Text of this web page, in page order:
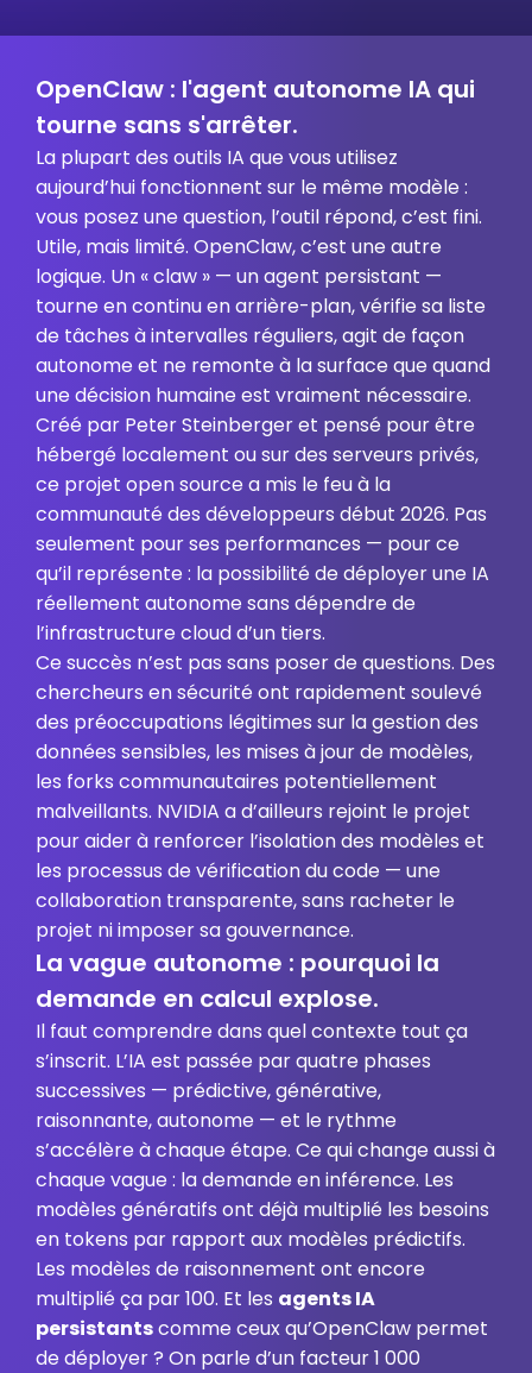
OpenClaw : l'agent autonome IA qui
tourne sans s'arrêter.
La plupart des outils IA que vous utilisez
aujourd’hui fonctionnent sur le même modèle :
vous posez une question, l’outil répond, c’est fini.
Utile, mais limité. OpenClaw, c’est une autre
logique. Un « claw » — un agent persistant —
tourne en continu en arrière-plan, vérifie sa liste
de tâches à intervalles réguliers, agit de façon
autonome et ne remonte à la surface que quand
une décision humaine est vraiment nécessaire.
Créé par Peter Steinberger et pensé pour être
hébergé localement ou sur des serveurs privés,
ce projet open source a mis le feu à la
communauté des développeurs début 2026. Pas
seulement pour ses performances — pour ce
qu’il représente : la possibilité de déployer une IA
réellement autonome sans dépendre de
l’infrastructure cloud d’un tiers.
Ce succès n’est pas sans poser de questions. Des
chercheurs en sécurité ont rapidement soulevé
des préoccupations légitimes sur la gestion des
données sensibles, les mises à jour de modèles,
les forks communautaires potentiellement
malveillants. NVIDIA a d’ailleurs rejoint le projet
pour aider à renforcer l’isolation des modèles et
les processus de vérification du code — une
collaboration transparente, sans racheter le
projet ni imposer sa gouvernance.
La vague autonome : pourquoi la
demande en calcul explose.
Il faut comprendre dans quel contexte tout ça
s’inscrit. L’IA est passée par quatre phases
successives — prédictive, générative,
raisonnante, autonome — et le rythme
s’accélère à chaque étape. Ce qui change aussi à
chaque vague : la demande en inférence. Les
modèles génératifs ont déjà multiplié les besoins
en tokens par rapport aux modèles prédictifs.
Les modèles de raisonnement ont encore
multiplié ça par 100. Et les agents IA
persistantscomme ceux qu’OpenClaw permet
de déployer ? On parle d’un facteur 1 000